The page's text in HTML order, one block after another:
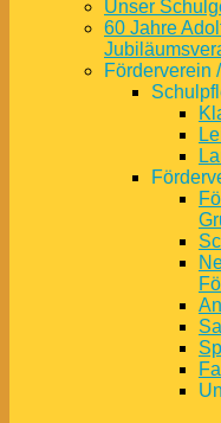
Unser
60 Jahre
Förderverein